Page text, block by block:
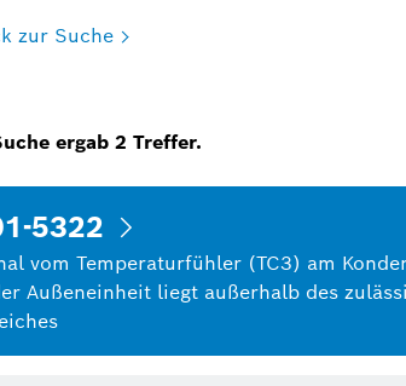
zur Suche
ergab 2 Treffer.
5322
vom Temperaturfühler (TC3) am
Außeneinheit liegt außerhalb des